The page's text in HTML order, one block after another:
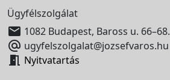
Ügyfélszolgálat
 1082 Budapest, Baross u. 66–68.
 ugyfelszolgalat@jozsefvaros.hu
 Nyitvatartás